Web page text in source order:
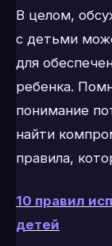
В целом,
с детьми
для
ребенка.
понимание
найти
правила,
10 правил
детей